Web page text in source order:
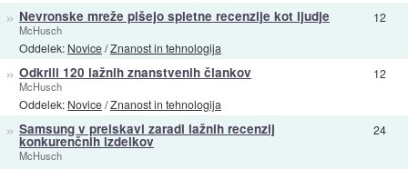
» Nevronske mreže pišejo spletne recenzije kot ljudje
McHusch
Oddelek: Novice/Znanost in tehnologija
12
» Odkrili 120 lažnih znanstvenih člankov
McHusch
Oddelek: Novice/Znanost in tehnologija
12
» Samsung v preiskavi zaradi lažnih recenzij
konkurenčnih izdelkov
McHusch
24